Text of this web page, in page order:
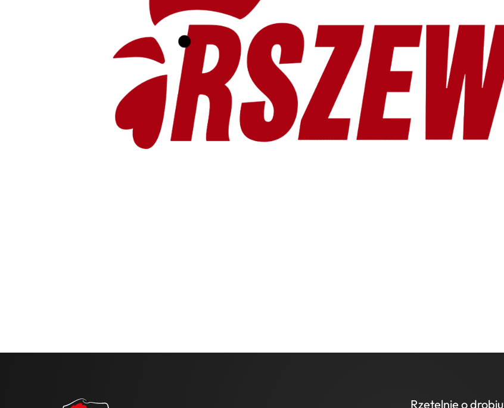
Rzetelnie o drobiu